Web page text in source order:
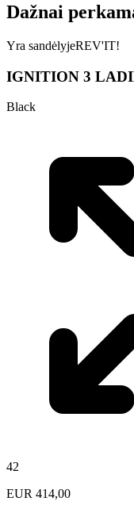
Dažnai
Yra sandėlyjeREV'IT!
IGNITION 3
Black
42
EUR 414,00